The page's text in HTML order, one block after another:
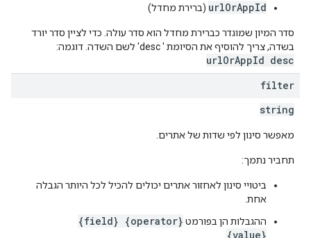
urlOrAppId (ברירת מחדל)
סדר המיון שמוגדר כברירת מחדל הוא סדר עולה. כדי לציין סדר יורד
בשדה, צריך להוסיף את הסיומת ' desc' לשם השדה. דוגמה:
urlOrAppId desc
filter
string
מאפשר סינון לפי שדות של אתרים.
תחביר נתמך:
ביטויי סינון לאחזור אתרים יכולים להכיל לכל היותר הגבלה
אחת.
ההגבלות הן בפורמט {field} {operator}
{value}